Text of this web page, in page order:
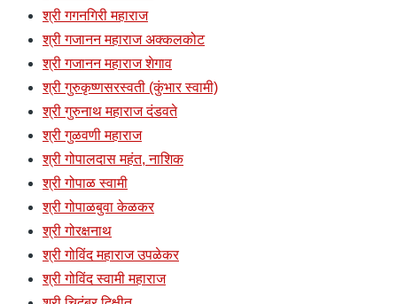
श्री गगनगिरी महाराज
श्री गजानन महाराज अक्कलकोट
श्री गजानन महाराज शेगाव
श्री गुरुकृष्णसरस्वती (कुंभार स्वामी)
श्री गुरुनाथ महाराज दंडवते
श्री गुळवणी महाराज
श्री गोपालदास महंत, नाशिक
श्री गोपाळ स्वामी
श्री गोपाळबुवा केळकर
श्री गोरक्षनाथ
श्री गोविंद महाराज उपळेकर
श्री गोविंद स्वामी महाराज